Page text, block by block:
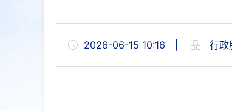
2026-06-15 10:16 行政